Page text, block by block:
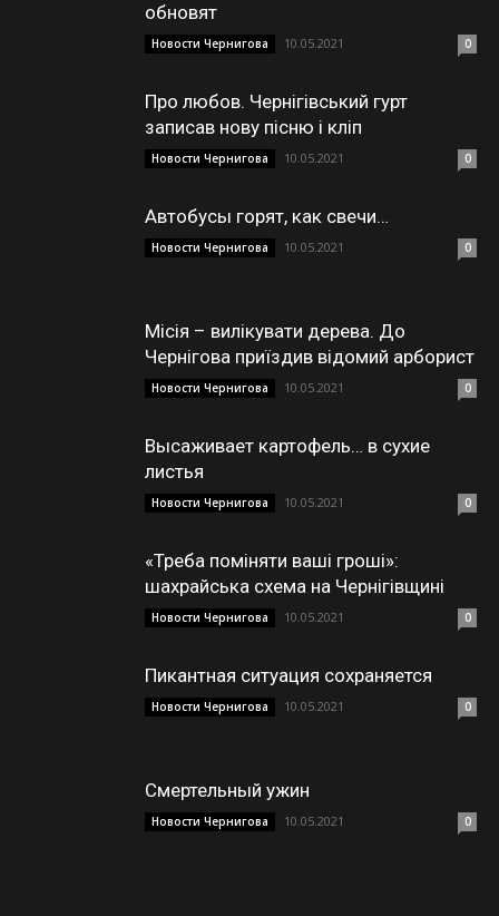
обновят
Новости Чернигова 10.05.2021 0
Про любов. Чернігівський гурт
записав нову пісню і кліп
Новости Чернигова 10.05.2021 0
Автобусы горят, как свечи…
Новости Чернигова 10.05.2021 0
Місія – вилікувати дерева. До
Чернігова приїздив відомий арборист
Новости Чернигова 10.05.2021 0
Высаживает картофель… в сухие
листья
Новости Чернигова 10.05.2021 0
«Треба поміняти ваші гроші»:
шахрайська схема на Чернігівщині
Новости Чернигова 10.05.2021 0
Пикантная ситуация сохраняется
Новости Чернигова 10.05.2021 0
Смертельный ужин
Новости Чернигова 10.05.2021 0